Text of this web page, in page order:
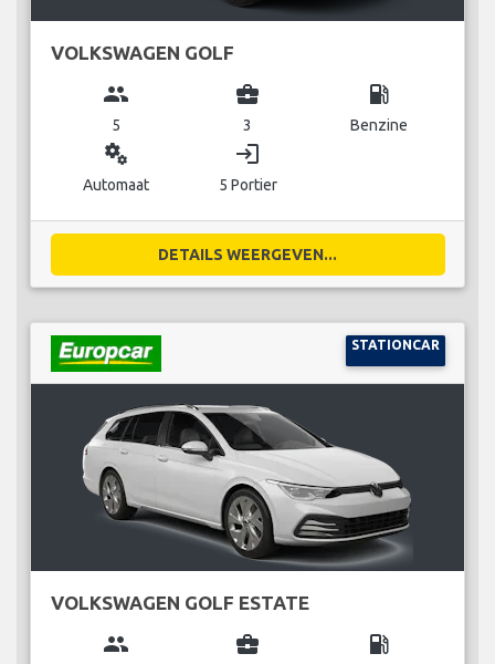
VOLKSWAGEN GOLF
group
5
business_center
3
local_gas_station
Benzine
miscellaneous_services
Automaat
login
5 Portier
DETAILS WEERGEVEN...
STATIONCAR
VOLKSWAGEN GOLF ESTATE
group business_center local_gas_station